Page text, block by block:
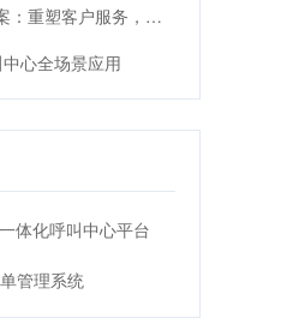
户服务，引领交互革命
心全场景应用
体化呼叫中心平台
管理系统